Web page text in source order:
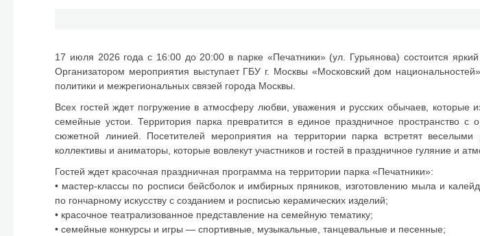
17 июля 2026 года с 16:00 до 20:00 в парке «Печатники» (ул. Гурьянова) состоится
Организатором мероприятия выступает ГБУ г. Москвы «Московский дом
политики и межрегиональных связей города Москвы.
Всех гостей ждет погружение в атмосферу любви, уважения и русских обычаев, которые
семейные устои. Территория парка превратится в единое праздничное пространство
сюжетной линией. Посетителей мероприятия на территории парка встретят
коллективы и аниматоры, которые вовлекут участников и гостей в праздничное гуляние и
Гостей ждет красочная праздничная программа на территории парка «Печатники»:
• мастер-классы по росписи бейсболок и имбирных пряников, изготовлению мыла и
по гончарному искусству с созданием и росписью керамических изделий;
• красочное театрализованное представление на семейную тематику;
• семейные конкурсы и игры — спортивные, музыкальные, танцевальные и песенные;